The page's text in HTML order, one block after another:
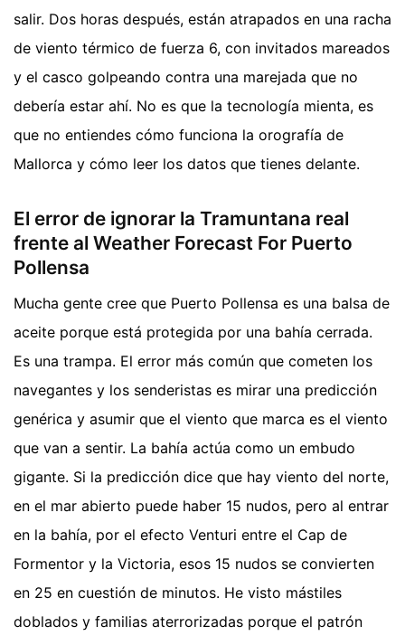
salir. Dos horas después, están atrapados en una racha
de viento térmico de fuerza 6, con invitados mareados
y el casco golpeando contra una marejada que no
debería estar ahí. No es que la tecnología mienta, es
que no entiendes cómo funciona la orografía de
Mallorca y cómo leer los datos que tienes delante.
El error de ignorar la Tramuntana real
frente al Weather Forecast For Puerto
Pollensa
Mucha gente cree que Puerto Pollensa es una balsa de
aceite porque está protegida por una bahía cerrada.
Es una trampa. El error más común que cometen los
navegantes y los senderistas es mirar una predicción
genérica y asumir que el viento que marca es el viento
que van a sentir. La bahía actúa como un embudo
gigante. Si la predicción dice que hay viento del norte,
en el mar abierto puede haber 15 nudos, pero al entrar
en la bahía, por el efecto Venturi entre el Cap de
Formentor y la Victoria, esos 15 nudos se convierten
en 25 en cuestión de minutos. He visto mástiles
doblados y familias aterrorizadas porque el patrón